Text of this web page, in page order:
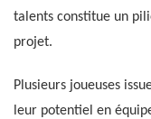
talents constitue un
projet.
Plusieurs joueuses
leur potentiel en